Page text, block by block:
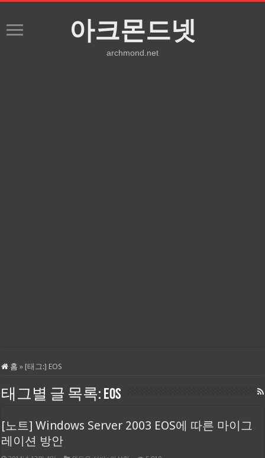
아크몬드넷
archmond.net
홈 » [태그:]EOS
태그별 글 목록: EOS
[노트] Windows Server 2003 EOS에 따른 마이그
레이션 방안